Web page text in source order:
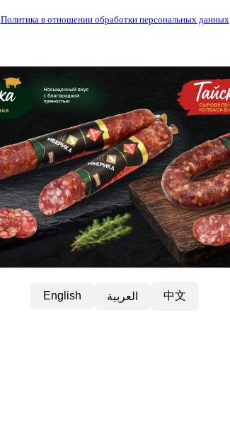
Политика в отношении обработки персональных данных
English العربية 中文